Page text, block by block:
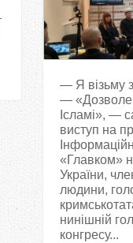
— Я візьму
—
Ісламі», —
виступ на
«Главком»
України,
людини,
нинішній
конгресу...